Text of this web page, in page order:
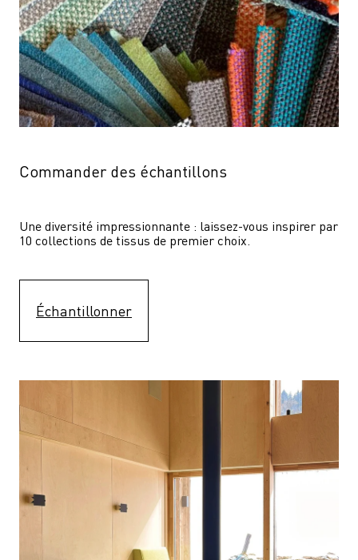
Commander des échantillons
Une diversité impressionnante : laissez-vous inspirer par
10 collections de tissus de premier choix.
Échantillonner